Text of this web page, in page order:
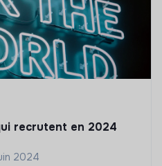
recrutent en 2024
2024